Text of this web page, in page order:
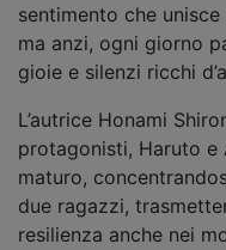
sentimento che
ma anzi, ogni giorno
gioie e silenzi ricchi
L’autrice Honami
protagonisti, Haruto e
maturo,
due ragazzi,
resilienza anche nei